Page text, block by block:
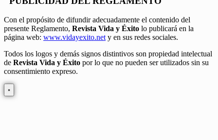
Con el propósito de difundir adecuadamente el contenido del
presente Reglamento, Revista Vida y Éxito lo publicará en la
página web: www.vidayexito.net y en sus redes sociales.
Todos los logos y demás signos distintivos son propiedad intelectual
de Revista Vida y Éxito por lo que no pueden ser utilizados sin su
consentimiento expreso.
×